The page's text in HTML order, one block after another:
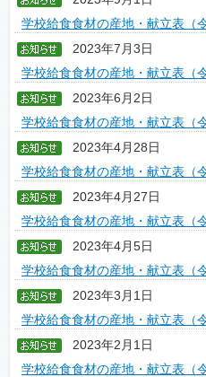
学校給食食材の産地・献立表（
2023年7月3日
学校給食食材の産地・献立表（
2023年6月2日
学校給食食材の産地・献立表（
2023年4月28日
学校給食食材の産地・献立表（
2023年4月27日
学校給食食材の産地・献立表（
2023年4月5日
学校給食食材の産地・献立表（
2023年3月1日
学校給食食材の産地・献立表（
2023年2月1日
学校給食食材の産地・献立表（